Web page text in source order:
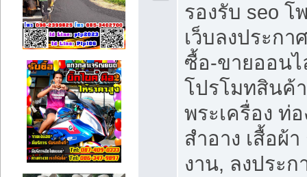
รองรับ seo โ
เว็บลงประก
ซื้อ-ขายออน
โปรโมทสินค้
พระเครื่อง ท่อ
สำอาง เสื้อผ้
งาน, ลงประ